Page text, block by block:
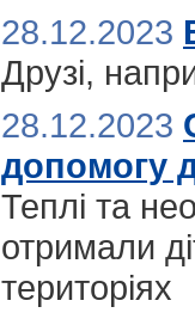
28.12.2023
Друзі,
28.12.2023
допомогу
Теплі та
отримали
територіях